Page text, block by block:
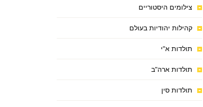
צילומים היסטוריים
קהילות יהודיות בעולם
תולדות א"י
תולדות ארה"ב
תולדות סין